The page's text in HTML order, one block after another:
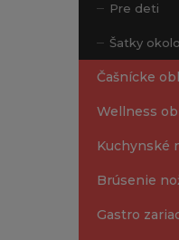
Pre deti
Šatky
Čašnícke
Wellness
Kuchynské
Brúsenie
Gastro